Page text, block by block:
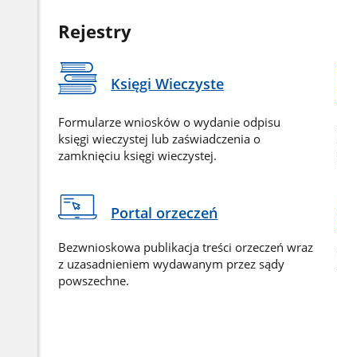
Rejestry
Księgi Wieczyste
Formularze wniosków o wydanie odpisu
księgi wieczystej lub zaświadczenia o
zamknięciu księgi wieczystej.
Portal orzeczeń
Bezwnioskowa publikacja treści orzeczeń wraz
z uzasadnieniem wydawanym przez sądy
powszechne.